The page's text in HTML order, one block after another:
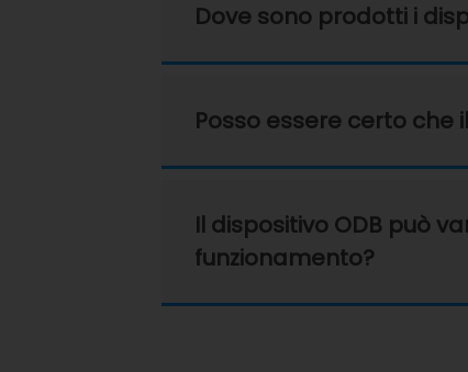
Dove sono prodotti i
Posso essere certo che
Il dispositivo ODB può
funzionamento?